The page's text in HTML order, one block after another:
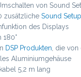
von Sound
zusätzliche Sound
des Displays
180°
DSP Produkten, die von
Aluminiumgehäuse
5,2 m lang